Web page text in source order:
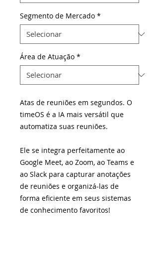
Segmento de Mercado *
Área de Atuação *
Atas de reuniões em segundos. O
timeOS é a IA mais versátil que
automatiza suas reuniões.
Ele se integra perfeitamente ao
Google Meet, ao Zoom, ao Teams e
ao Slack para capturar anotações
de reuniões e organizá-las de
forma eficiente em seus sistemas
de conhecimento favoritos!